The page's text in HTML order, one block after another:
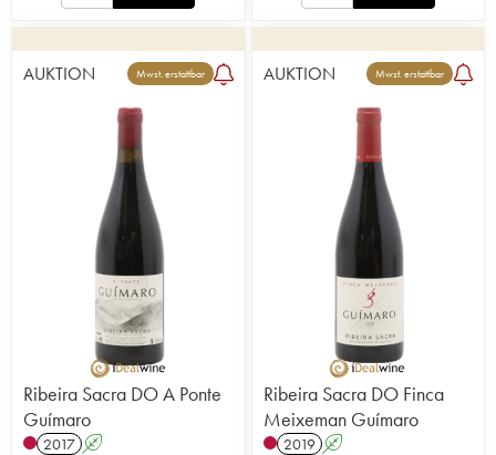
AUKTION Mwst. erstattbar
Ribeira Sacra DO A Ponte
Guímaro
2017 A
AUKTION Mwst. erstattbar
Ribeira Sacra DO Finca
Meixeman Guímaro
2019 A